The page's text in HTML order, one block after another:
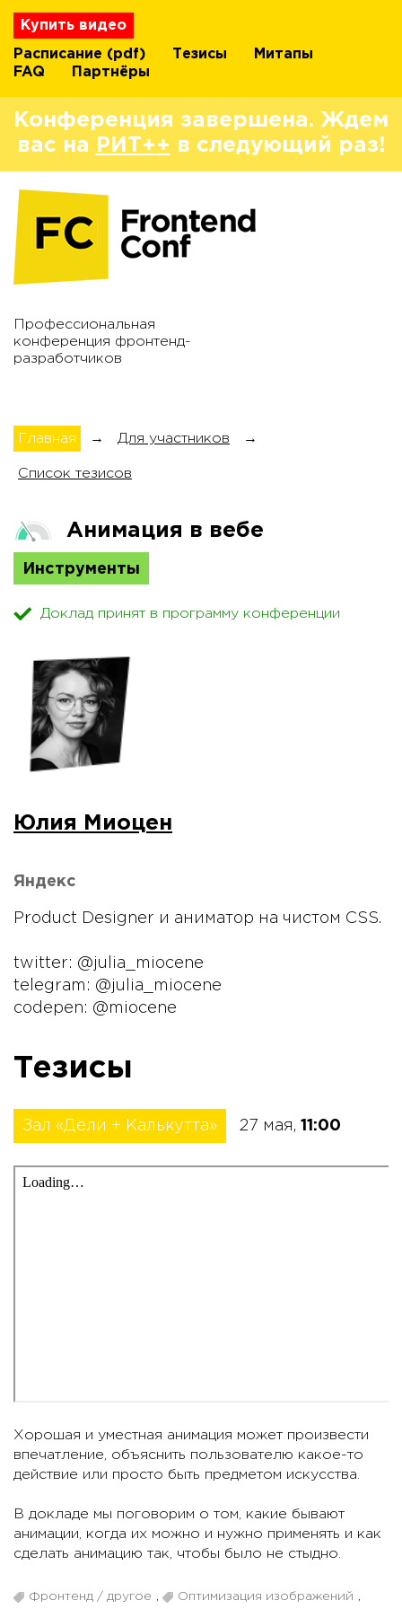
Купить видео
Расписание (pdf) Тезисы
Митапы
FAQ
Партнёры
Конференция завершена. Ждем
вас на
РИТ++ в следующий раз!
Профессиональная
конференция фронтенд-
разработчиков
Главная → Для участников →
Список тезисов
Анимация в вебе
Инструменты
Доклад принят в программу конференции
Юлия Миоцен
Яндекс
Product Designer и аниматор на чистом CSS.
twitter: @julia_miocene
telegram: @julia_miocene
codepen: @miocene
Тезисы
Зал «Дели + Калькутта» 27 мая, 11:00
Хорошая и уместная анимация может произвести
впечатление, объяснить пользователю какое-то
действие или просто быть предметом искусства.
В докладе мы поговорим о том, какие бывают
анимации, когда их можно и нужно применять и как
сделать анимацию так, чтобы было не стыдно.
Фронтенд / другое , Оптимизация изображений ,